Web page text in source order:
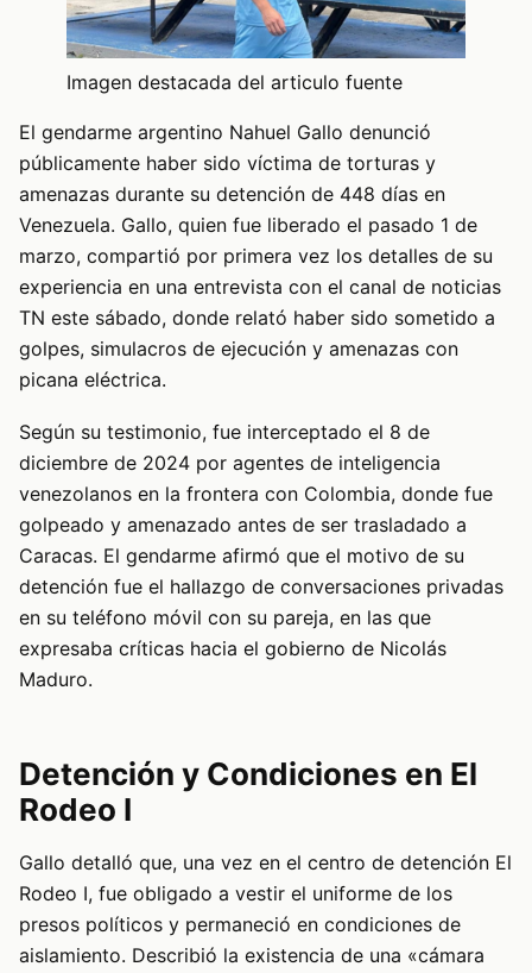
Imagen destacada del articulo fuente
El gendarme argentino Nahuel Gallo denunció
públicamente haber sido víctima de torturas y
amenazas durante su detención de 448 días en
Venezuela. Gallo, quien fue liberado el pasado 1 de
marzo, compartió por primera vez los detalles de su
experiencia en una entrevista con el canal de noticias
TN este sábado, donde relató haber sido sometido a
golpes, simulacros de ejecución y amenazas con
picana eléctrica.
Según su testimonio, fue interceptado el 8 de
diciembre de 2024 por agentes de inteligencia
venezolanos en la frontera con Colombia, donde fue
golpeado y amenazado antes de ser trasladado a
Caracas. El gendarme afirmó que el motivo de su
detención fue el hallazgo de conversaciones privadas
en su teléfono móvil con su pareja, en las que
expresaba críticas hacia el gobierno de Nicolás
Maduro.
Detención y Condiciones en El
Rodeo I
Gallo detalló que, una vez en el centro de detención El
Rodeo I, fue obligado a vestir el uniforme de los
presos políticos y permaneció en condiciones de
aislamiento. Describió la existencia de una «cámara